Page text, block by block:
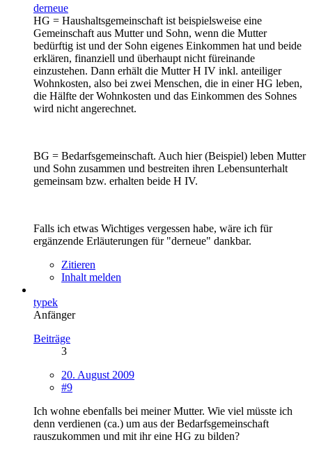
derneue
HG = Haushaltsgemeinschaft ist beispielsweise eine
Gemeinschaft aus Mutter und Sohn, wenn die Mutter
bedürftig ist und der Sohn eigenes Einkommen hat und beide
erklären, finanziell und überhaupt nicht füreinande
einzustehen. Dann erhält die Mutter H IV inkl. anteiliger
Wohnkosten, also bei zwei Menschen, die in einer HG leben,
die Hälfte der Wohnkosten und das Einkommen des Sohnes
wird nicht angerechnet.
BG = Bedarfsgemeinschaft. Auch hier (Beispiel) leben Mutter
und Sohn zusammen und bestreiten ihren Lebensunterhalt
gemeinsam bzw. erhalten beide H IV.
Falls ich etwas Wichtiges vergessen habe, wäre ich für
ergänzende Erläuterungen für "derneue" dankbar.
Zitieren
Inhalt melden
typek
Anfänger
Beiträge
3
20. August 2009
#9
Ich wohne ebenfalls bei meiner Mutter. Wie viel müsste ich
denn verdienen (ca.) um aus der Bedarfsgemeinschaft
rauszukommen und mit ihr eine HG zu bilden?